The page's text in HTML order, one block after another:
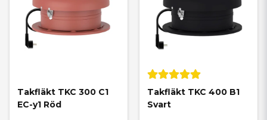
Takfläkt TKC 300 C1
EC-y1 Röd
Takfläkt TKC 400 B1
Svart